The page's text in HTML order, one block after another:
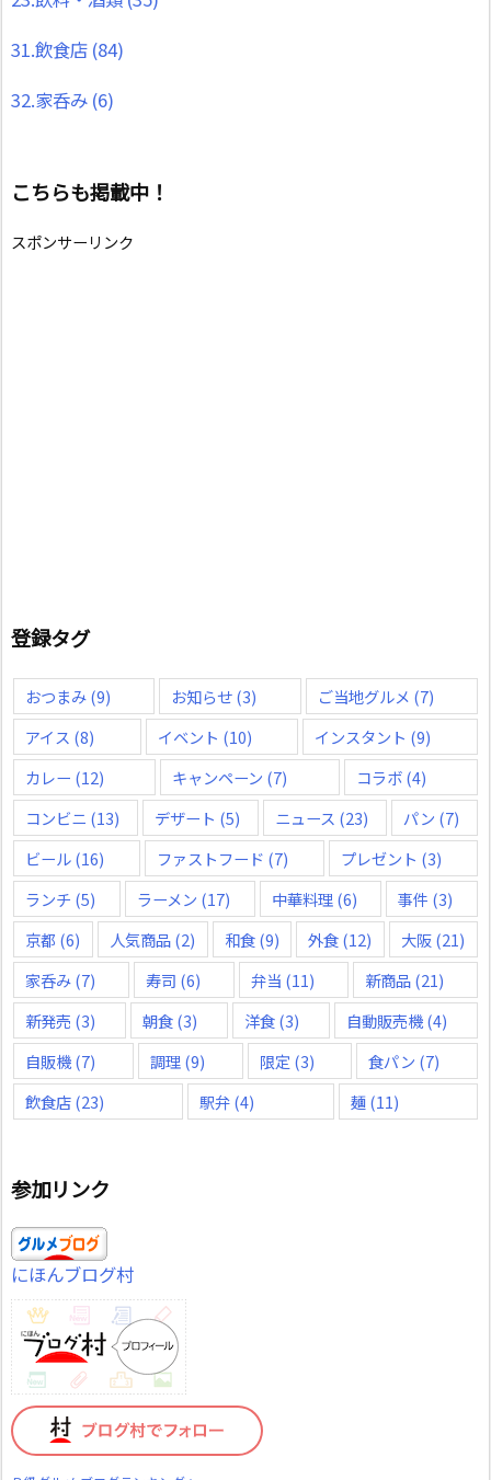
31.飲食店 (84)
32.家呑み (6)
こちらも掲載中！
スポンサーリンク
登録タグ
おつまみ(9) お知らせ(3) ご当地グルメ (7)
アイス (8) イベント (10) インスタント (9)
カレー (12) キャンペーン (7) コラボ(4)
コンビニ (13) デザート (5) ニュース (23) パン (7)
ビール(16) ファストフード (7) プレゼント (3)
ランチ (5) ラーメン (17) 中華料理(6) 事件 (3)
京都 (6) 人気商品(2) 和食(9) 外食(12) 大阪(21)
家呑み(7) 寿司 (6) 弁当 (11) 新商品(21)
新発売 (3) 朝食(3) 洋食(3) 自動販売機(4)
自販機(7) 調理(9) 限定 (3) 食パン (7)
飲食店(23) 駅弁(4) 麺(11)
参加リンク
にほんブログ村